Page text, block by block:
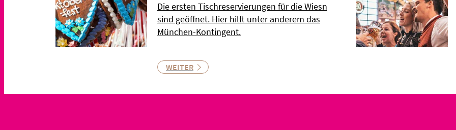
Die ersten Tischreservierungen für die Wiesn
sind geöffnet. Hier hilft unter anderem das
München-Kontingent.
WEITER